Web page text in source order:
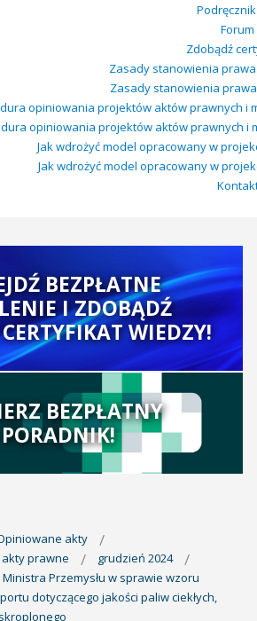
Forum
Zdobądź
Zasady stanowienia
Zasady stanowienia
opiniowania projektów aktów prawnych i
opiniowania projektów aktów prawnych
Jak wdrożyć model opracowany w
Jak wdrożyć model opracowany w
BEZPŁATNE
I ZDOBĄDŹ
WIEDZY!
BEZPŁATNY
PORADNIK!
akty
prawne
grudzień 2024
Przemysłu w sprawie wzoru
dotyczącego jakości paliw ciekłych,